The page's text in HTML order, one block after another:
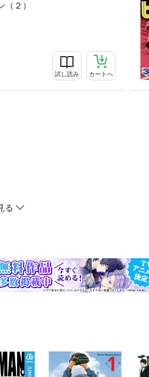
（２）
試し読み カートへ
る